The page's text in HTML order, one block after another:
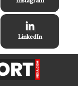
LinkedIn